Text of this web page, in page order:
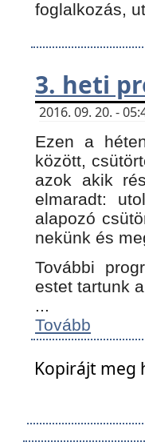
foglalkozás,
3. heti
2016. 09. 20. -
Ezen a
között,
azok akik
elmaradt:
alapozó
nekünk és
További
estet tartunk
...
Tovább
Kopirájt meg